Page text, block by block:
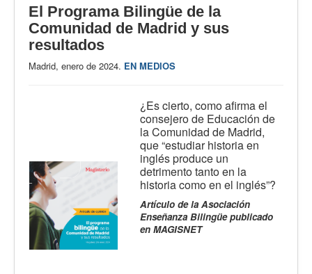
El Programa Bilingüe de la
Comunidad de Madrid y sus
resultados
Madrid, enero de 2024. EN MEDIOS
¿Es cierto, como afirma el
consejero de Educación de
la Comunidad de Madrid,
que “estudiar historia en
inglés produce un
detrimento tanto en la
historia como en el inglés”?
Artículo de la Asociación
Enseñanza Bilingüe publicado
en MAGISNET